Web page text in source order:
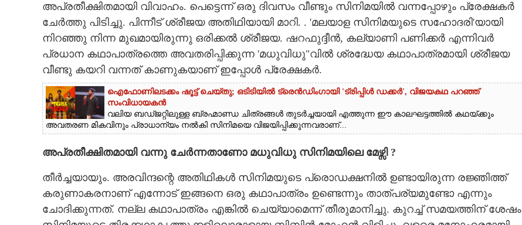
LITERATURE
CONTACT US
അപ്രതീക്ഷിതമായി വിവാഹം. പെട്ടെന്ന് ഒരു ദിവസം വീണ്ടും സിനിമയിൽ വന്നപ്പോഴും പ്രേക്ഷകർ
ചേർത്തു പിടിച്ചു. പിന്നീട് ശ്രീജയ അതിഥിയായി മാറി. . 'മലയാള സിനിമയുടെ സഹോദരി'യായി
നിറഞ്ഞു നിന്ന മുഖമായിരുന്നു ഒരിക്കൽ ശ്രീജയ. ഷറഫുദ്ദീൻ,​ കല്യാണി പണിക്കർ എന്നിവർ
പ്രധാന കഥാപാത്രത്തെ അവതരിപ്പിക്കുന്ന 'മധുവിധു"വിൽ ശ്രദ്ധേയ കഥാപാത്രമായി ശ്രീജയ
വീണ്ടു കയറി വന്നത് കാണുകയാണ് ഇപ്പോൾ പ്രേക്ഷകർ.
ഐഫോണിലടക്കം ഷൂട്ട് ചെയ്തു; ഒടിടിയിൽ ട്രെൻഡിംഗായി 'ട്രിപ്പിൾ ഡക്കർ',​ വിജയകഥ പറഞ്ഞ്
സംവിധായകൻ
വലിയ ബഡ്ജറ്റിലുള്ള ബ്രഹ്മാണ്ഡ ചിത്രങ്ങൾ തുടർച്ചയായി എത്തുന്ന ഈ കാലഘട്ടത്തിൽ കഥയ്ക്കും
അവതരണ മികവിനും പ്രാധാന്യം നൽകി സിനിമയെ വിജയിപ്പിക്കുന്നവരാണ്...
അപ്രതീക്ഷിതമായി വന്നു ചേർന്നതാണോ മധുവിധു സിനിമയിലെ മേഴ്സി ?
തീർച്ചയായും. അരവിന്ദന്റെ അതിഥികൾ സിനിമയുടെ പ്രൊഡക്ഷനിൽ ഉണ്ടായിരുന്ന രജ്ഞിത്ത്
കരുണാകരനാണ് എന്നോട് ഇങ്ങനെ ഒരു കഥാപാത്രം ഉണ്ടെന്നും താത്പര്യമുണ്ടോ എന്നും
ചോദിക്കുന്നത്. നല്ല കഥാപാത്രം എങ്കിൽ ചെയ്യാമെന്ന് തീരുമാനിച്ചു. കുറച്ച് സമയത്തിന് ശേഷം